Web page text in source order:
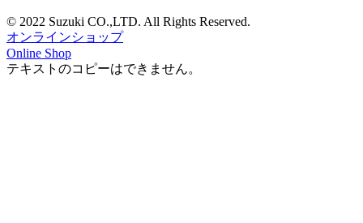
© 2022 Suzuki CO.,LTD. All Rights Reserved.
オンラインショップ
Online Shop
テキストのコピーはできません。